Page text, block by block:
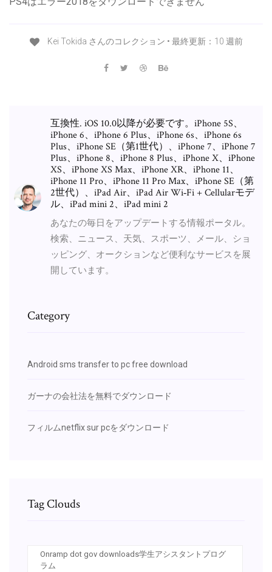
Kei Tokida さんのコレクション • 最終更新：10 週前
互換性. iOS 10.0以降が必要です。iPhone 5S、
iPhone 6、iPhone 6 Plus、iPhone 6s、iPhone 6s
Plus、iPhone SE（第1世代）、iPhone 7、iPhone 7
Plus、iPhone 8、iPhone 8 Plus、iPhone X、iPhone
XS、iPhone XS Max、iPhone XR、iPhone 11、
iPhone 11 Pro、iPhone 11 Pro Max、iPhone SE（第
2世代）、iPad Air、iPad Air Wi‑Fi + Cellularモデ
ル、iPad mini 2、iPad mini 2
あなたの毎日をアップデートする情報ポータル。
検索、ニュース、天気、スポーツ、メール、ショ
ッピング、オークションなど便利なサービスを展
開しています。
Category
Android sms transfer to pc free download
ガーナの会社法を無料でダウンロード
フィルムnetflix sur pcをダウンロード
Tag Clouds
Onramp dot gov downloads学生アシスタントプログ
ラム